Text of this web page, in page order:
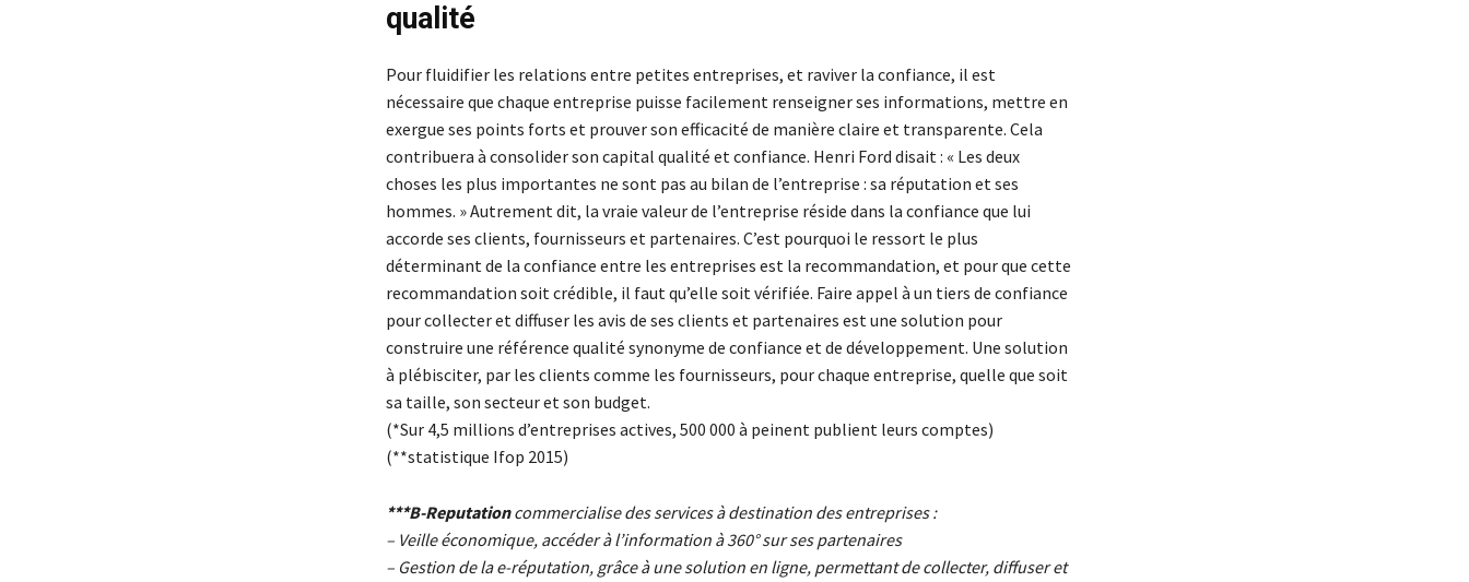
qualité
Pour fluidifier les relations entre petites entreprises, et raviver la confiance, il est
nécessaire que chaque entreprise puisse facilement renseigner ses informations, mettre en
exergue ses points forts et prouver son efficacité de manière claire et transparente. Cela
contribuera à consolider son capital qualité et confiance. Henri Ford disait : « Les deux
choses les plus importantes ne sont pas au bilan de l’entreprise : sa réputation et ses
hommes. » Autrement dit, la vraie valeur de l’entreprise réside dans la confiance que lui
accorde ses clients, fournisseurs et partenaires. C’est pourquoi le ressort le plus
déterminant de la confiance entre les entreprises est la recommandation, et pour que cette
recommandation soit crédible, il faut qu’elle soit vérifiée. Faire appel à un tiers de confiance
pour collecter et diffuser les avis de ses clients et partenaires est une solution pour
construire une référence qualité synonyme de confiance et de développement. Une solution
à plébisciter, par les clients comme les fournisseurs, pour chaque entreprise, quelle que soit
sa taille, son secteur et son budget.
(*Sur 4,5 millions d’entreprises actives, 500 000 à peinent publient leurs comptes)
(**statistique Ifop 2015)
***B-Reputationcommercialise des services à destination des entreprises :
– Veille économique, accéder à l’information à 360° sur ses partenaires
– Gestion de la e-réputation, grâce à une solution en ligne, permettant de collecter, diffuser et